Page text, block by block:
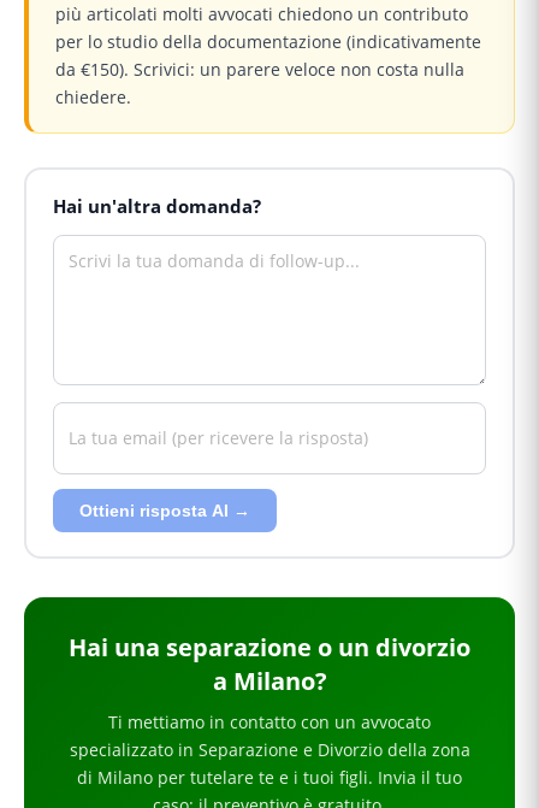
più articolati molti avvocati chiedono un contributo
per lo studio della documentazione (indicativamente
da €150). Scrivici: un parere veloce non costa nulla
chiedere.
Hai un'altra domanda?
Ottieni risposta AI →
Hai una separazione o un divorzio
a Milano?
Ti mettiamo in contatto con un avvocato
specializzato in Separazione e Divorziodella zona
di Milano per tutelare te e i tuoi figli. Invia il tuo